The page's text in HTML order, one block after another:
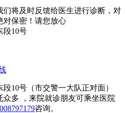
们将及时反馈给医生进行诊断，对
对保密！请您放心
段10号
10号（市交警一大队正对面）
多 ，来院就诊朋友可乘坐医院
咨询。